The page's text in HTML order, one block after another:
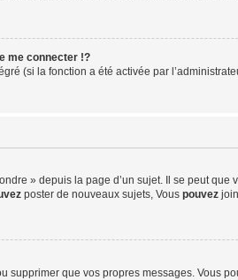
me connecter !?
(si la fonction a été activée par
» depuis la page d’un sujet. Il se peut
poster de nouveaux sujets, Vous pouvez
supprimer que vos propres messages. Vous